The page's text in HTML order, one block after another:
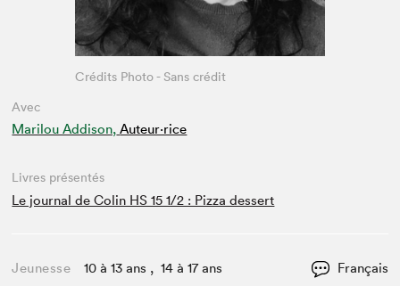
Avec
Marilou Addison, Auteur·rice
Crédits Photo - Sans crédit
Livres présentés
Le journal de Colin HS 15 1/2 : Pizza dessert
Jeunesse 10 à 13 ans , 14 à 17 ans Français